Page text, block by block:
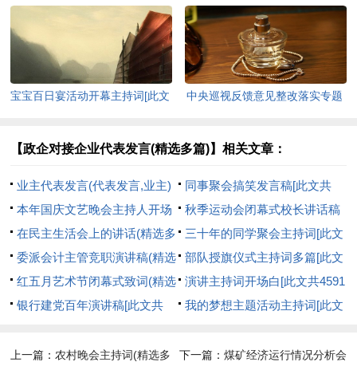
字]
宝宝百日宴活动开幕主持词[此文
中央巡视反馈意见整改落实专题
料[此文共3014字]
【政企对接企业代表发言(精选多篇)】相关文章：
业主代表发言(代表发言,业主)
[此文共7130字]
同事聚会搞笑发言稿[此文共
3648字]
本年国庆文艺晚会主持人开场
词(精选多篇)[此文共3009字]
秋季运动会闭幕式校长讲话稿
[此文共3475字]
在民主生活会上的讲话(精选多
篇)[此文共18756字]
三十年的同学聚会主持词[此文
共7590字]
委派会计主管竞职演讲稿(精选
多篇)[此文共8755字]
部队授旗仪式主持词多篇[此文
共3794字]
红五月艺术节闭幕式致词(精选
多篇)[此文共6718字]
演讲主持词开场白[此文共4591
字]
银行建党百年演讲稿[此文共
我的梦想主题活动主持词[此文
上一篇：农村晚会主持词(精选多 下一篇： 煤矿经济运行情况分析会